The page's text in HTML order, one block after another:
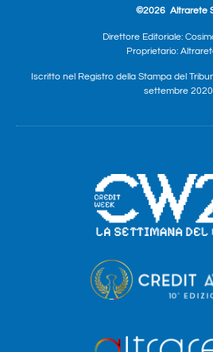
©2026 Altrarete
Direttore Editoriale:
Proprietario:
Iscritto nel Registro della Stampa del
settembre 2020